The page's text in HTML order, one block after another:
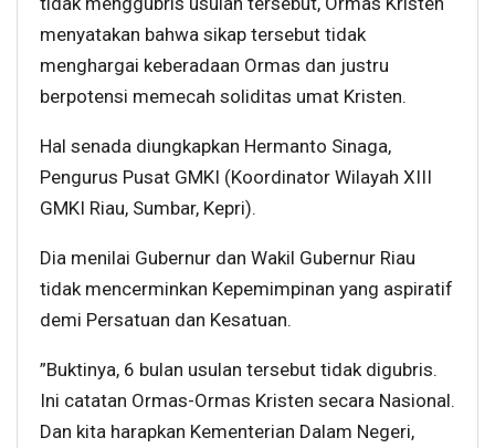
menyatakan bahwa sikap tersebut tidak
menghargai keberadaan Ormas dan justru
berpotensi memecah soliditas umat Kristen.
Hal senada diungkapkan Hermanto Sinaga,
Pengurus Pusat GMKI (Koordinator Wilayah XIII
GMKI Riau, Sumbar, Kepri).
Dia menilai Gubernur dan Wakil Gubernur Riau
tidak mencerminkan Kepemimpinan yang aspiratif
demi Persatuan dan Kesatuan.
”Buktinya, 6 bulan usulan tersebut tidak digubris.
Ini catatan Ormas-Ormas Kristen secara Nasional.
Dan kita harapkan Kementerian Dalam Negeri,